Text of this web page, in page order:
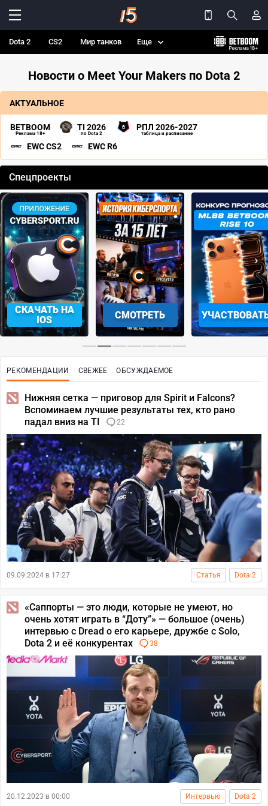
Dota 2 CS2 Мир танков Еще
Новости о Meet Your Makers по Dota 2
АКТУАЛЬНОЕ
BETBOOM
Реклама 18+
TI 2026
по Dota 2
РПЛ 2026-2027
таблица и расписание
EWC CS2 EWC R6
Спецпроекты
СКАЧАТЬ НА
IOS
СМОТРЕТЬ
‹ ›
РЕКОМЕНДАЦИИ СВЕЖЕЕ ОБСУЖДАЕМОЕ
Нижняя сетка — приговор для Spirit и Falcons?
Вспоминаем лучшие результаты тех, кто рано
падал вниз на TI
22
09.09.2024 в 17:27 Статья Dota 2
«Саппорты — это люди, которые не умеют, но
очень хотят играть в “Доту”» — большое (очень)
интервью с Dread о его карьере, дружбе с Solo,
Dota 2 и её конкурентах
38
20.12.2023 в 00:00 Интервью Dota 2